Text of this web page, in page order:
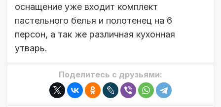
оснащение уже входит комплект
пастельного белья и полотенец на 6
персон, а так же различная кухонная
утварь.
Поделитесь с друзьями: